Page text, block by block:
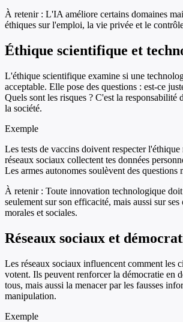
À retenir : L'IA améliore certains domaines
éthiques sur l'emploi, la vie privée et le
Éthique scientifique et
L'éthique scientifique examine si une
acceptable. Elle pose des questions : est-ce
Quels sont les risques ? C'est la responsabilité
la société.
Exemple
Les tests de vaccins doivent respecter
réseaux sociaux collectent tes données
Les armes autonomes soulèvent des questions
À retenir : Toute innovation technologique
seulement sur son efficacité, mais aussi sur ses
morales et sociales.
Réseaux sociaux et
Les réseaux sociaux influencent comment les
votent. Ils peuvent renforcer la démocratie en
tous, mais aussi la menacer par les fausses
manipulation.
Exemple